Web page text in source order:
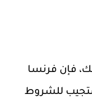
فإن فرنسا
للشروط